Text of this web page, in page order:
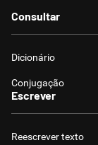
Consultar
Dicionário
Conjugação
Escrever
Reescrever texto